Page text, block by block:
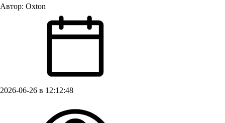
Автор: Oxton
2026-06-26 в 12:12:48